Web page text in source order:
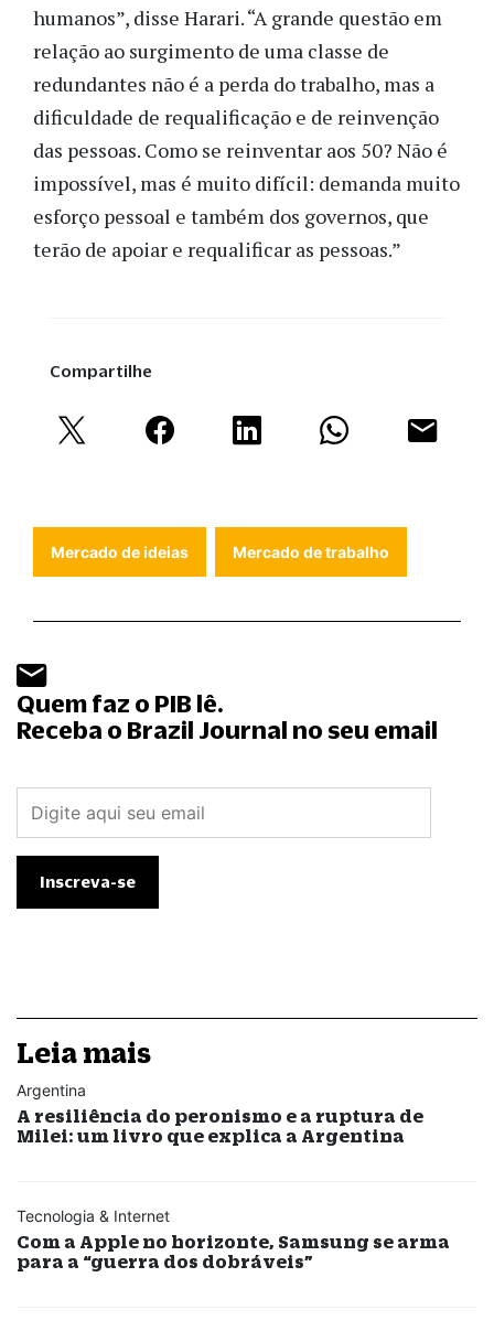
humanos”, disse Harari. “A grande questão em
relação ao surgimento de uma classe de
redundantes não é a perda do trabalho, mas a
dificuldade de requalificação e de reinvenção
das pessoas. Como se reinventar aos 50? Não é
impossível, mas é muito difícil: demanda muito
esforço pessoal e também dos governos, que
terão de apoiar e requalificar as pessoas.”
Compartilhe
Mercado de ideias Mercado de trabalho
Quem faz o PIB lê.
Receba o Brazil Journal no seu email
Leia mais
Argentina
A resiliência do peronismo e a ruptura de
Milei: um livro que explica a Argentina
Tecnologia & Internet
Com a Apple no horizonte, Samsung se arma
para a “guerra dos dobráveis”